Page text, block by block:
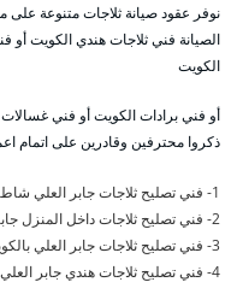
نوفر عقود صيانة ثلاجات متنوعة
الصيانة فني ثلاجات هندي الكويت أو
الكويت
أو فني برادات الكويت أو فني
ذكروا محترفين وقادرين على اتمام
1- فني تصليح ثلاجات جابر العلي شاطر ورخيص
2- فني تصليح ثلاجات داخل المنزل جابر العلي بالكويت
3- فني تصليح ثلاجات جابر العلي بالكويت
4- فني تصليح ثلاجات هندي جابر العلي الكويت